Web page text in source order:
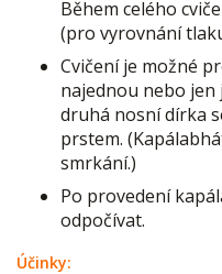
Během celého
(pro vyrovnání
Cvičení je možné
najednou nebo
druhá nosní dírka
prstem.
smrkání.)
Po provedení
odpočívat.
Účinky: